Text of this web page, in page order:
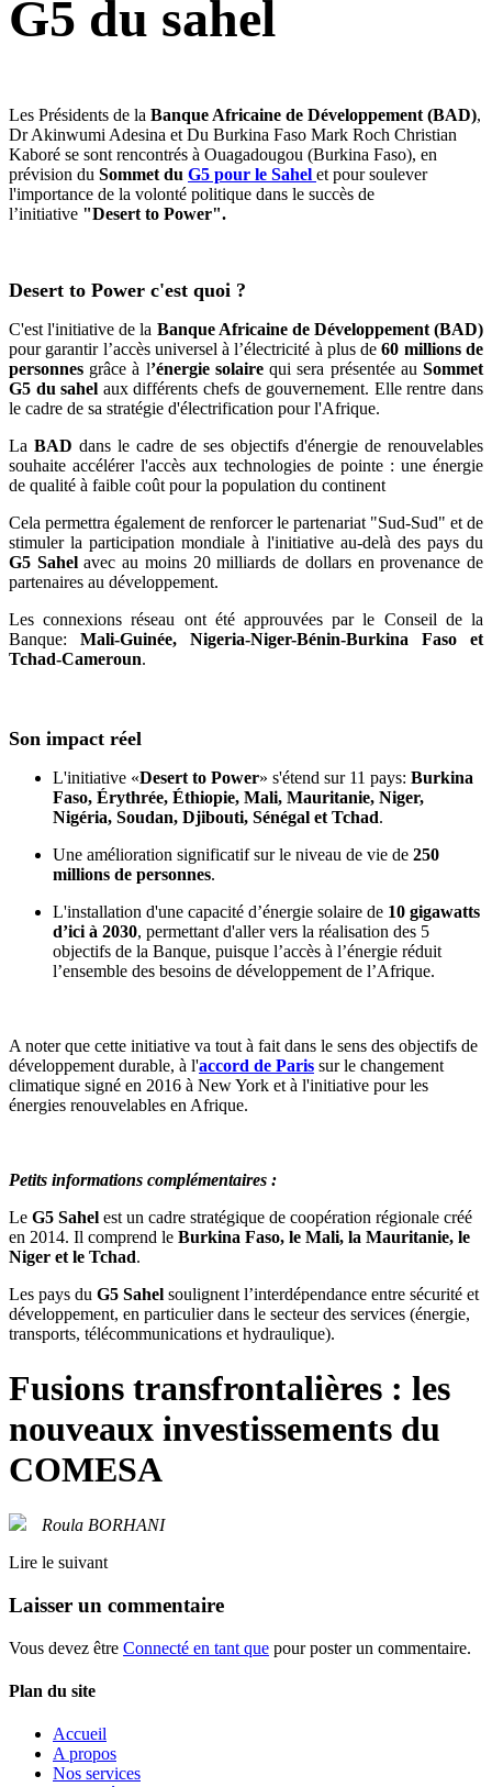
G5 du sahel
Les Présidents de la Banque Africaine de Développement (BAD),
Dr Akinwumi Adesina et Du Burkina Faso Mark Roch Christian
Kaboré se sont rencontrés à Ouagadougou (Burkina Faso), en
prévision du Sommet du G5 pour le Sahel et pour soulever
l'importance de la volonté politique dans le succès de
l’initiative "Desert to Power".
Desert to Power c'est quoi ?
C'est l'initiative de la Banque Africaine de Développement (BAD)
pour garantir l’accès universel à l’électricité à plus de60 millions de
personnes grâce à l’énergie solairequi sera présentée auSommet
G5 du sahel aux différents chefs de gouvernement. Elle rentre dans
le cadre de sa stratégie d'électrification pour l'Afrique.
La BAD dans le cadre de ses objectifs d'énergie de renouvelables
souhaite accélérer l'accès aux technologies de pointe : une énergie
de qualité à faible coût pour la population du continent
Cela permettra également de renforcer le partenariat "Sud-Sud" et de
stimuler la participation mondiale à l'initiative au-delà des pays du
G5 Sahelavec au moins 20 milliards de dollars en provenance de
partenaires au développement.
Les connexions réseau ont été approuvées par le Conseil de la
Banque: Mali-Guinée, Nigeria-Niger-Bénin-Burkina Faso et
Tchad-Cameroun.
Son impact réel
L'initiative «Desert to Power» s'étend sur 11 pays: Burkina
Faso, Érythrée, Éthiopie, Mali, Mauritanie, Niger,
Nigéria, Soudan, Djibouti, Sénégal et Tchad.
Une amélioration significatif sur le niveau de vie de 250
millions de personnes.
L'installation d'une capacité d’énergie solaire de 10 gigawatts
d’ici à 2030, permettant d'aller vers la réalisation des 5
objectifs de la Banque, puisque l’accès à l’énergie réduit
l’ensemble des besoins de développement de l’Afrique.
A noter que cette initiative va tout à fait dans le sens des objectifs de
développement durable, à l'accord de Paris sur le changement
climatique signé en 2016 à New York et à l'initiative pour les
énergies renouvelables en Afrique.
Petits informations complémentaires :
Le G5 Sahel est un cadre stratégique de coopération régionale créé
en 2014. Il comprend le Burkina Faso, le Mali, la Mauritanie, le
Niger et le Tchad.
Les pays du G5 Sahel soulignent l’interdépendance entre sécurité et
développement, en particulier dans le secteur des services (énergie,
transports, télécommunications et hydraulique).
Fusions transfrontalières : les
nouveaux investissements du
COMESA
Roula BORHANI
Lire le suivant
Laisser un commentaire
Vous devez être Connecté en tant que pour poster un commentaire.
Plan du site
Accueil
A propos
Nos services